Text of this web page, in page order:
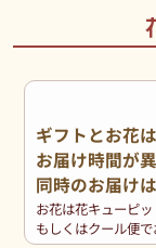
ギフトとお花
お届け時間が異
同時のお届け
お花は花キューピ
もしくはクール便で